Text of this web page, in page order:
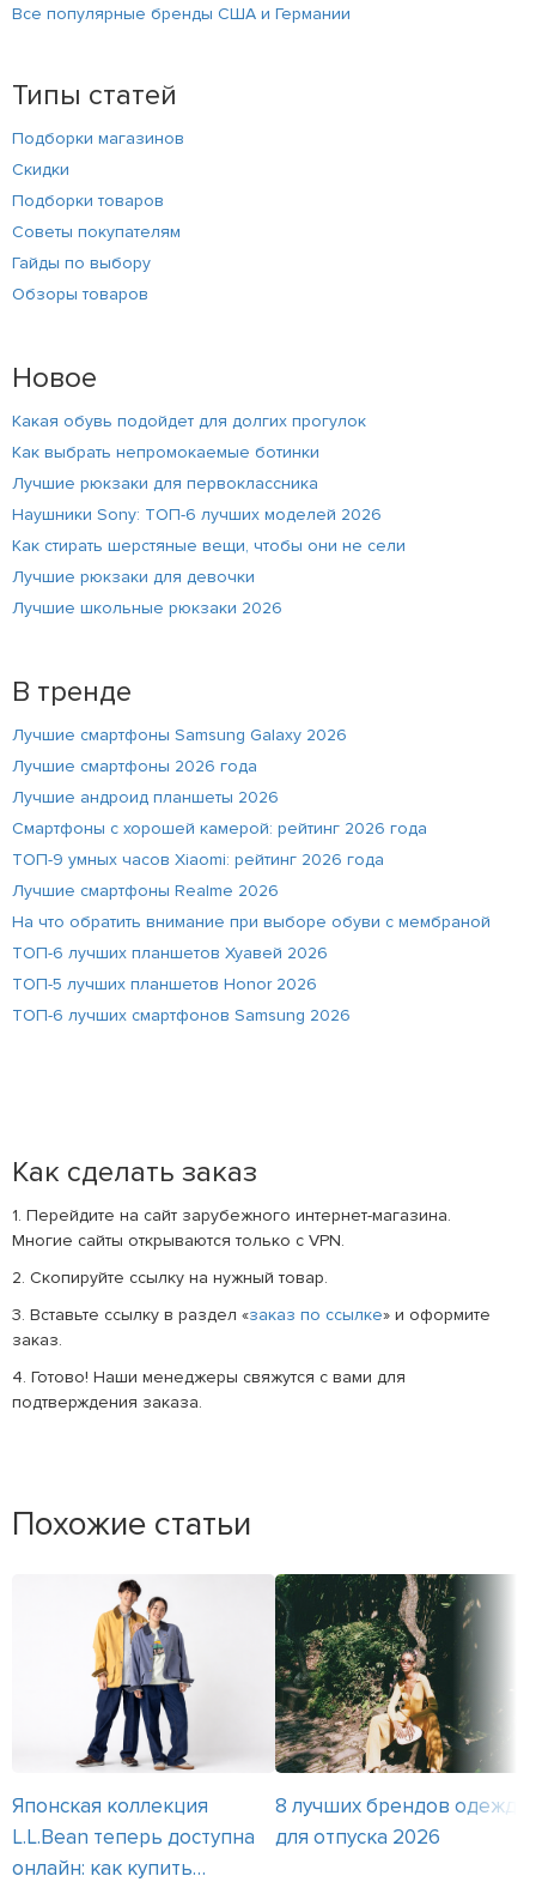
Все популярные бренды США и Германии
Типы статей
Подборки магазинов
Скидки
Подборки товаров
Советы покупателям
Гайды по выбору
Обзоры товаров
Новое
Какая обувь подойдет для долгих прогулок
Как выбрать непромокаемые ботинки
Лучшие рюкзаки для первоклассника
Наушники Sony: ТОП-6 лучших моделей 2026
Как стирать шерстяные вещи, чтобы они не сели
Лучшие рюкзаки для девочки
Лучшие школьные рюкзаки 2026
В тренде
Лучшие смартфоны Samsung Galaxy 2026
Лучшие смартфоны 2026 года
Лучшие андроид планшеты 2026
Смартфоны с хорошей камерой: рейтинг 2026 года
ТОП-9 умных часов Xiaomi: рейтинг 2026 года
Лучшие смартфоны Realme 2026
На что обратить внимание при выборе обуви с мембраной
ТОП-6 лучших планшетов Хуавей 2026
ТОП-5 лучших планшетов Honor 2026
ТОП-6 лучших смартфонов Samsung 2026
Как сделать заказ
1. Перейдите на сайт зарубежного интернет-магазина.
Многие сайты открываются только с VPN.
2. Скопируйте ссылку на нужный товар.
3. Вставьте ссылку в раздел «заказ по ссылке» и оформите
заказ.
4. Готово! Наши менеджеры свяжутся с вами для
подтверждения заказа.
Похожие статьи
Японская коллекция
L.L.Bean теперь доступна
онлайн: как купить
8 лучших брендов одежды
для отпуска 2026